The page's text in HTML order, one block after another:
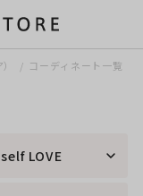
コーディネート一覧
LOVE